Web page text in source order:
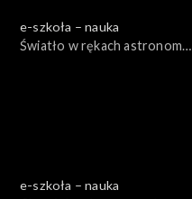
e-szkoła – nauka
Światło w rękach astronoma,
e-szkoła – nauka